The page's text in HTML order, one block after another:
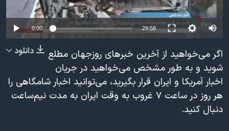
فرهنگ و زندگی
حقوق شهروندی
علم و فناوری
اسرائیل در جنگ
گالری عکس
مستندها
انتخابات ریاست جمهوری آمریکا ۲۰۲۴
رمز مهسا
ورزش زنان در ایران
اعتراضات زن، زندگی، آزادی
دنبال کنید
زبانهای مختلف
Auto
240p
360p
480p
0:00 29:58 Auto
360p
480p
720p
دانلود
اگر می‌خواهید از آخرین خبرهای روزجهان مطلع
شوید و به طور مشخص می‌خواهید در جریان
اخبار آمریکا و ایران قرار بگیرید، می‌توانید اخبار شامگاهی را
هر روز در ساعت ۷ غروب به وقت ایران به مدت نیم‌ساعت
دنبال کنید.